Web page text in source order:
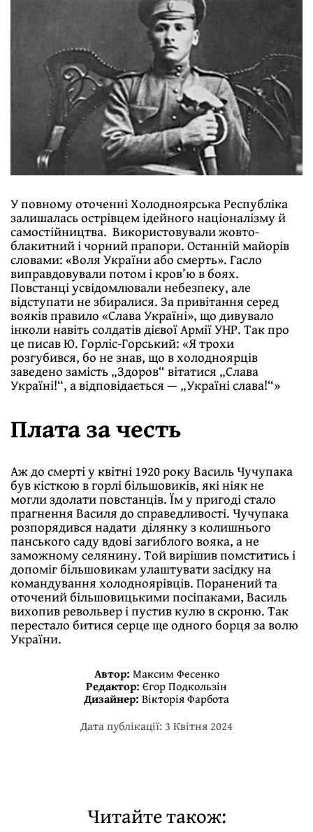
У повному оточенні Холодноярська Республіка
залишалась острівцем ідейного націоналізму й
самостійництва. Використовували жовто-
блакитний і чорний прапори. Останній майорів
словами: «Воля України або смерть». Гасло
виправдовували потом і кров’ю в боях.
Повстанці усвідомлювали небезпеку, але
відступати не збиралися. За привітання серед
вояків правило «Слава Україні», що дивувало
інколи навіть солдатів дієвої Армії УНР. Так про
це писав Ю. Горліс-Горський: «Я трохи
розгубився, бо не знав, що в холодноярців
заведено замість „Здоров“ вітатися „Слава
Україні!“, а відповідається — „Україні слава!“»
Плата за честь
Аж до смерті у квітні 1920 року Василь Чучупака
був кісткою в горлі більшовиків, які ніяк не
могли здолати повстанців. Їм у пригоді стало
прагнення Василя до справедливості. Чучупака
розпорядився надати ділянку з колишнього
панського саду вдові загиблого вояка, а не
заможному селянину. Той вирішив помститись і
допоміг більшовикам улаштувати засідку на
командування холодноярівців. Поранений та
оточений більшовицькими посіпаками, Василь
вихопив револьвер і пустив кулю в скроню. Так
перестало битися серце ще одного борця за волю
України.
Автор: Максим Фесенко
Редактор: Єгор Подкользін
Дизайнер: Вікторія Фарбота
Дата публікації: 3 Квітня 2024
Читайте також: